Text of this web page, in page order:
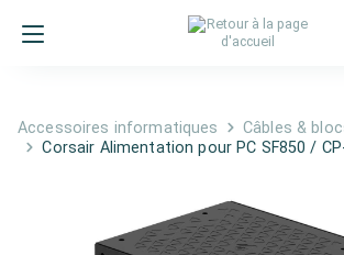
Accessoires informatiques
Câbles &
Corsair Alimentation pour PC SF850 /